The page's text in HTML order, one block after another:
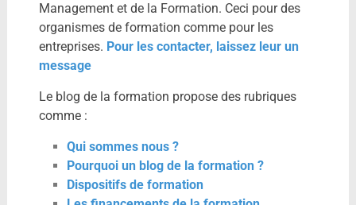
Management et de la Formation. Ceci pour des
organismes de formation comme pour les
entreprises. Pour les contacter, laissez leur un
message
Le blog de la formation propose des rubriques
comme :
Qui sommes nous ?
Pourquoi un blog de la formation ?
Dispositifs de formation